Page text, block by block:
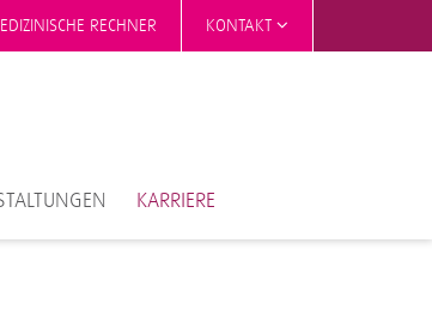
RECHNER KONTAKT
KARRIERE